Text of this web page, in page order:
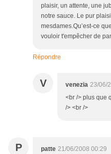
plaisir, un attente, une
notre sauce. Le pur
mesdames.Qu’est-ce
vouloir t'empêcher de
Répondre
V venezia 23/06/
<br /> plus que
/> <br />
P patte 21/06/2008 00:29